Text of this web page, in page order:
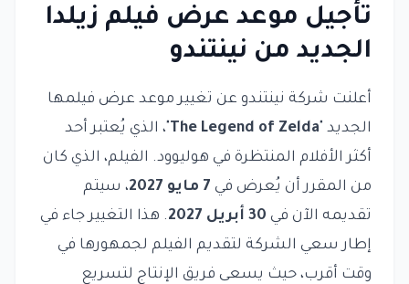
تأجيل موعد عرض فيلم زيلدا
الجديد من نينتندو
أعلنت شركة نينتندو عن تغيير موعد عرض فيلمها
الجديد "The Legend of Zelda "، الذي يُعتبر أحد
أكثر الأفلام المنتظرة في هوليوود. الفيلم، الذي كان
من المقرر أن يُعرض في 7 مايو 2027
، سيتم
تقديمه الآن في 30 أبريل 2027
. هذا التغيير جاء في
إطار سعي الشركة لتقديم الفيلم لجمهورها في
وقت أقرب، حيث يسعى فريق الإنتاج لتسريع